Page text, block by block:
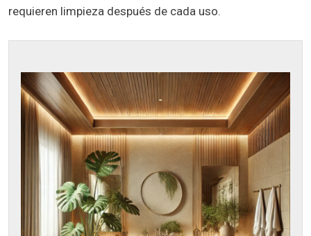
requieren limpieza después de cada uso.